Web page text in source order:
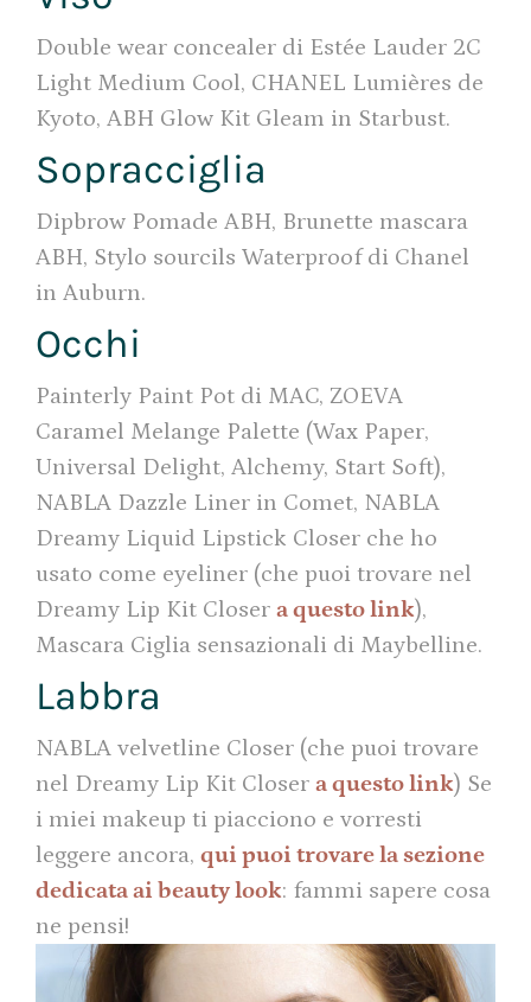
Double wear concealer di Estée Lauder 2C
Light Medium Cool, CHANEL Lumières de
Kyoto, ABH Glow Kit Gleam in Starbust.
Sopracciglia
Dipbrow Pomade ABH, Brunette mascara
ABH, Stylo sourcils Waterproof di Chanel
in Auburn.
Occhi
Painterly Paint Pot di MAC, ZOEVA
Caramel Melange Palette (Wax Paper,
Universal Delight, Alchemy, Start Soft),
NABLA Dazzle Liner in Comet, NABLA
Dreamy Liquid Lipstick Closer che ho
usato come eyeliner (che puoi trovare nel
Dreamy Lip Kit Closer a questo link),
Mascara Ciglia sensazionali di Maybelline.
Labbra
NABLA velvetline Closer (che puoi trovare
nel Dreamy Lip Kit Closer a questo link) Se
i miei makeup ti piacciono e vorresti
leggere ancora, qui puoi trovare la sezione
dedicata ai beauty look: fammi sapere cosa
ne pensi!